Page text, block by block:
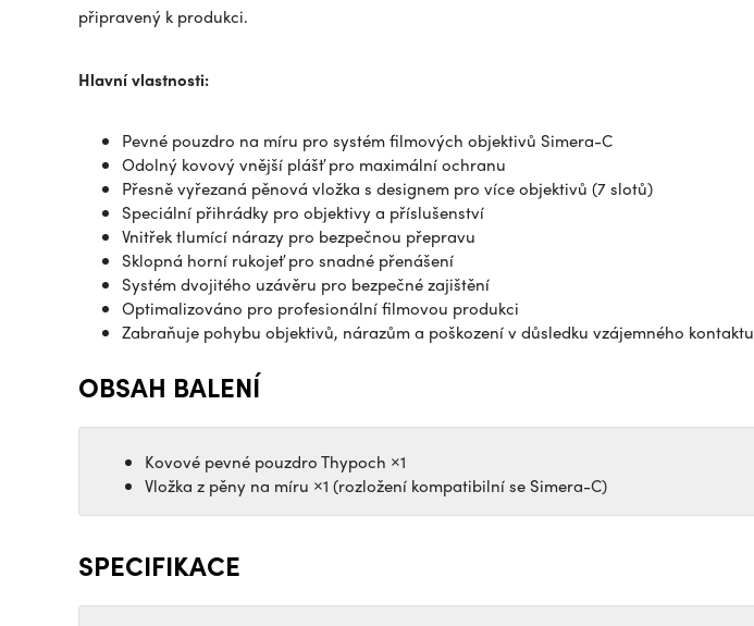
připravený k produkci.
Hlavní vlastnosti:
Pevné pouzdro na míru pro systém filmových objektivů Simera-C
Odolný kovový vnější plášť pro maximální ochranu
Přesně vyřezaná pěnová vložka s designem pro více objektivů (7 slotů)
Speciální přihrádky pro objektivy a příslušenství
Vnitřek tlumící nárazy pro bezpečnou přepravu
Sklopná horní rukojeť pro snadné přenášení
Systém dvojitého uzávěru pro bezpečné zajištění
Optimalizováno pro profesionální filmovou produkci
Zabraňuje pohybu objektivů, nárazům a poškození v důsledku vzájemného kontaktu
OBSAH BALENÍ
Kovové pevné pouzdro Thypoch ×1
Vložka z pěny na míru ×1 (rozložení kompatibilní se Simera-C)
SPECIFIKACE